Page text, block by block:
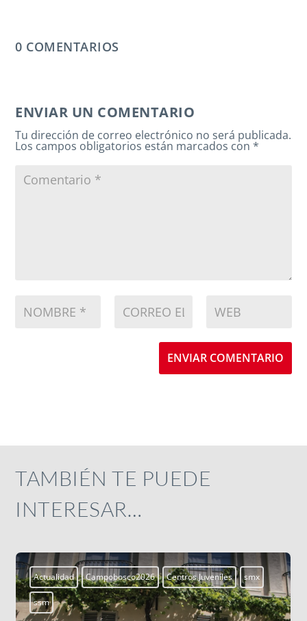
0 COMENTARIOS
ENVIAR UN COMENTARIO
Tu dirección de correo electrónico no será publicada.
Los campos obligatorios están marcados con*
ENVIAR COMENTARIO
TAMBIÉN TE PUEDE
INTERESAR…
Actualidad Campobosco2026 Centros Juveniles smx
ssm